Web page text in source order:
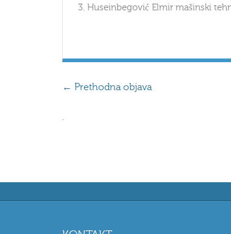
Huseinbegović Elmir mašinski
JP
← Prethodna objava
.